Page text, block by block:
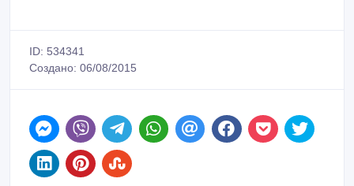
ID: 534341
Создано: 06/08/2015